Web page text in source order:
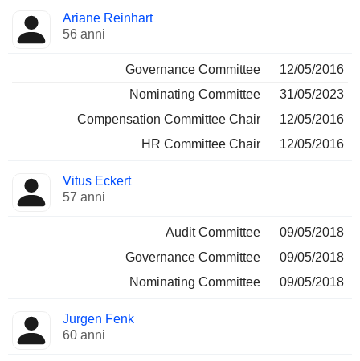
Ariane Reinhart
56 anni
Governance Committee
12/05/2016
Nominating Committee
31/05/2023
Compensation Committee Chair
12/05/2016
HR Committee Chair
12/05/2016
Vitus Eckert
57 anni
Audit Committee
09/05/2018
Governance Committee
09/05/2018
Nominating Committee
09/05/2018
Jurgen Fenk
60 anni